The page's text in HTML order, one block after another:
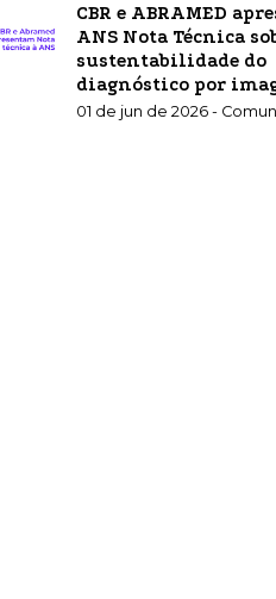
CBR e ABRAMED
ANS Nota Técnica
sustentabilidade do
diagnóstico por
saúde suplementar
01 de jun de 2026 -